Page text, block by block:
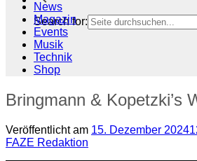
Search for:
News
Magazin
Events
Musik
Technik
Shop
Bringmann & Kopetzki’s
Veröffentlicht am 15. Dezember 2024
FAZE Redaktion